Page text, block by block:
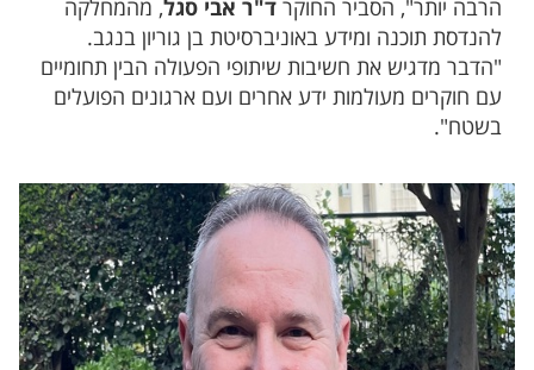
הרבה יותר", הסביר החוקרד"ר אבי סגל, מהמחלקה
להנדסת תוכנה ומידע באוניברסיטת בן גוריון בנגב.
"הדבר מדגיש את חשיבות שיתופי הפעולה הבין תחומיים
עם חוקרים מעולמות ידע אחרים ועם ארגונים הפועלים
בשטח".